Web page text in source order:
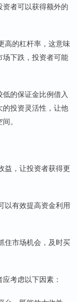
者可以获得额外的
高的杠杆率，这意味
下跌，投资者可能
的保证金比例借入
投资灵活性，让他
。
益，让投资者获得更
以有效提高资金利用
住市场机会，及时买
考虑以下因素：